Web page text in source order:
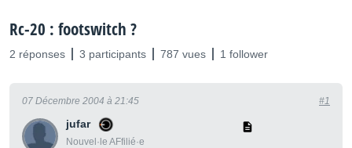
Rc-20 : footswitch ?
2 réponses 3 participants 787 vues 1 follower
jufar
Nouvel·le AFfilié·e
07 Décembre 2004 à 21:45 #1